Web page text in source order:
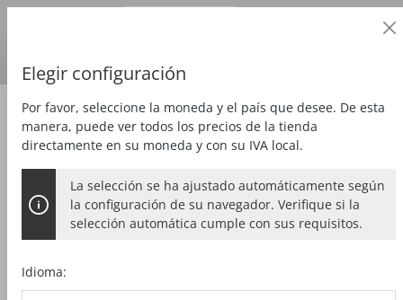
Zubehör Accesorios especiales
CARRIL GUÍA F 110
longitud 1,1 m
Elegir configuración
Por favor, seleccione la moneda y el país que desee. De esta
manera, puede ver todos los precios de la tienda
directamente en su moneda y con su IVA local.
La selección se ha ajustado automáticamente según
la configuración de su navegador. Verifique si la
selección automática cumple con sus requisitos.
Idioma: